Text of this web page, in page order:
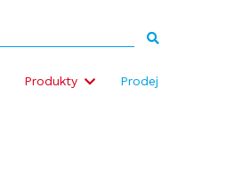
Produkty Prodej